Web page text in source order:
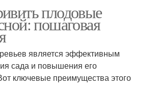
плодовые
пошаговая
является эффективным
сада и повышения его
ключевые преимущества этого